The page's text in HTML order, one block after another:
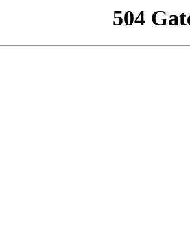
504